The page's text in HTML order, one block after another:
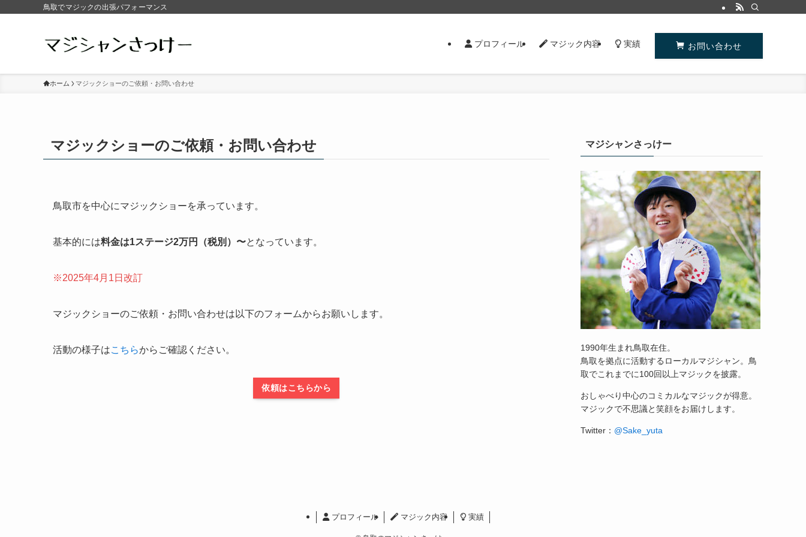
鳥取でマジックの出張パフォーマンス
プロフィール マジック内容 実績 お問い合わせ
ホーム マジックショーのご依頼・お問い合わせ
マジックショーのご依頼・お問い合わせ
鳥取市を中心にマジックショーを承っています。
基本的には料金は1ステージ2万円（税別）〜となっています。
※2025年4月1日改訂
マジックショーのご依頼・お問い合わせは以下のフォームからお願いします。
活動の様子はこちらからご確認ください。
依頼はこちらから
マジシャンさっけー
1990年生まれ鳥取在住。
鳥取を拠点に活動するローカルマジシャン。鳥
取でこれまでに100回以上マジックを披露。
おしゃべり中心のコミカルなマジックが得意。
マジックで不思議と笑顔をお届けします。
Twitter： @Sake_yuta
プロフィール マジック内容 実績